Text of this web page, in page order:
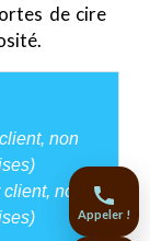
de cire
non
non
Appeler !